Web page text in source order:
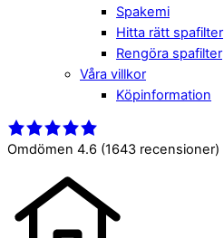
Spakemi
Hitta rätt spafilter
Rengöra spafilter
Våra villkor
Köpinformation
Close
Menu
Menu
Omdömen 4.6 (1643 recensioner)